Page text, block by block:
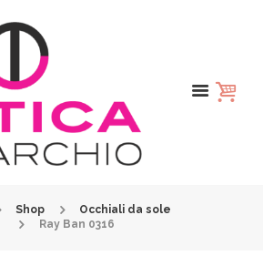
Shop
Occhiali da sole
Ray Ban 0316